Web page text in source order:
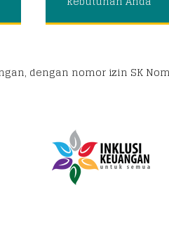
dengan nomor izin SK